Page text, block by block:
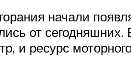
начали
от
и ресурс